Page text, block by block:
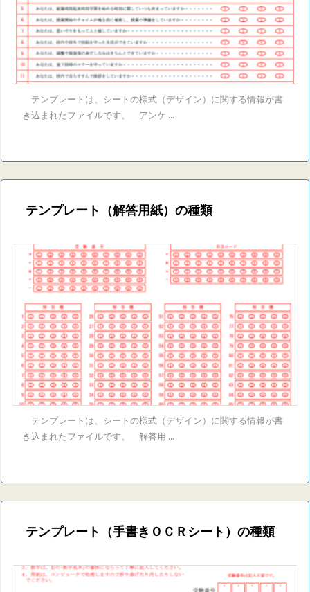
テンプレートは、シートの様式（デザイン）に関する情報が書
き込まれたファイルです。 アンケ ...
テンプレート（解答用紙）の種類
テンプレートは、シートの様式（デザイン）に関する情報が書
き込まれたファイルです。 解答用 ...
テンプレート（手書きＯＣＲシート）の種類